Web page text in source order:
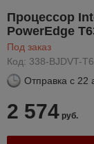
Процессор
PowerEdge
Под заказ
Код: 338-BJDVT-
Отправка с 22
2 574 руб.